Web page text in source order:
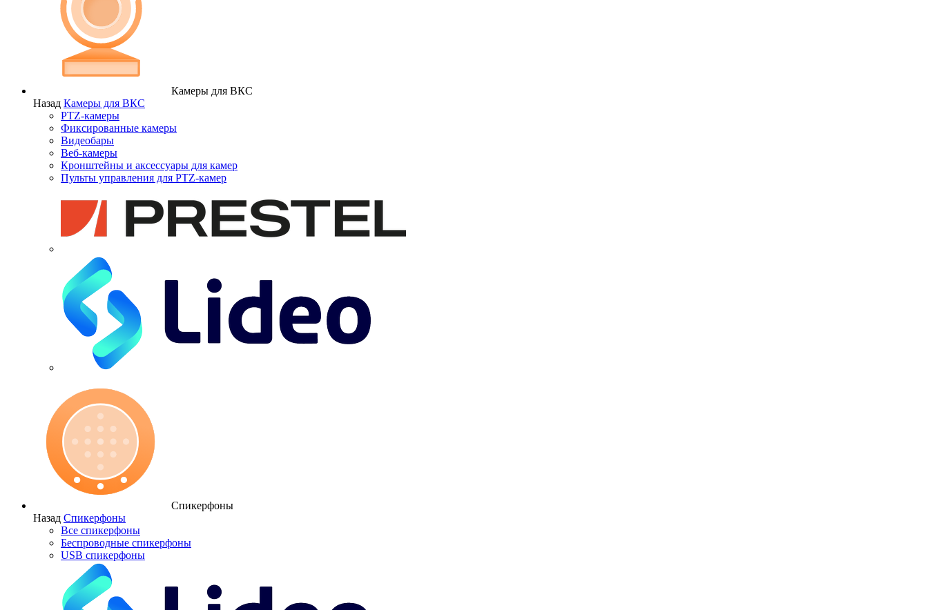
Камеры для ВКС
Назад Камеры для ВКС
PTZ-камеры
Фиксированные камеры
Видеобары
Веб-камеры
Кронштейны и аксессуары для камер
Пульты управления для PTZ-камер
Спикерфоны
Назад Спикерфоны
Все спикерфоны
Беспроводные спикерфоны
USB спикерфоны